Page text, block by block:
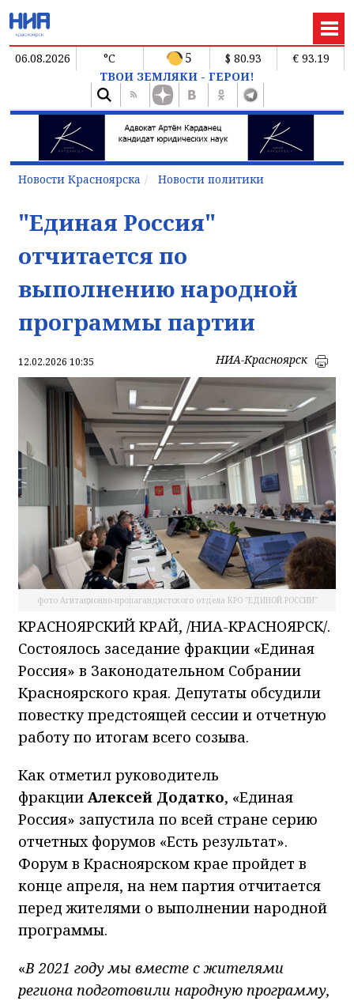
06.08.2026 °C 5 $ 80.93
€ 93.19
ТВОИ ЗЕМЛЯКИ - ГЕРОИ!
Новости Красноярска Новости политики
"Единая Россия"
отчитается по
выполнению народной
программы партии
12.02.2026 10:35 НИА-Красноярск
фото Агитационно-пропагандистского отдела КРО "ЕДИНОЙ РОССИИ"
КРАСНОЯРСКИЙ КРАЙ, /НИА-КРАСНОЯРСК/.
Состоялось заседание фракции «Единая
Россия» в Законодательном Собрании
Красноярского края. Депутаты обсудили
повестку предстоящей сессии и отчетную
работу по итогам всего созыва.
Как отметил руководитель
фракции Алексей Додатко, «Единая
Россия» запустила по всей стране серию
отчетных форумов «Есть результат».
Форум в Красноярском крае пройдет в
конце апреля, на нем партия отчитается
перед жителями о выполнении народной
программы.
«В 2021 году мы вместе с жителями
региона подготовили народную программу,